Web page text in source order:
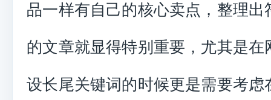
品一样有自己的核心卖点，整理出
的文章就显得特别重要，尤其是在
设长尾关键词的时候更是需要考虑